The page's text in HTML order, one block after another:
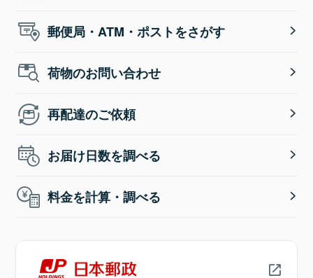
郵便局・ATM・ポストをさがす
荷物のお問い合わせ
再配達のご依頼
お届け日数を調べる
料金を計算・調べる